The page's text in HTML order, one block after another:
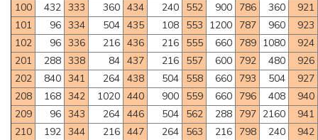
100
432 333 360 434 240 552 900 786 360
921
101
96 334 504 435 108 553 1200 787 960
923
102
96 336 216 436 216 555 660 789 1080
924
201
288 338 84 437 216 557 600 792 480
926
202
840 341 264 438 504 558 660 793 504
927
208
168 342 1020 440 900 559 660 796 408
940
209
96 343 264 446 504 562 288 797 2160
941
210
192 344 216 447 264 563 216 798 240
942